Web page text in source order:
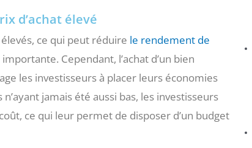
d’achat élevé
ce qui peut réduire le rendement de
Cependant, l’achat d’un bien
les investisseurs à placer leurs économies
jamais été aussi bas, les investisseurs
ce qui leur permet de disposer d’un budget